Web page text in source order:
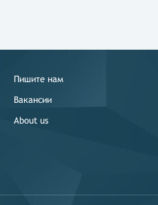
Пишите нам
Вакансии
About us